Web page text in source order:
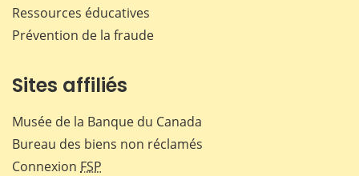
Ressources éducatives
Prévention de la fraude
Sites affiliés
Musée de la Banque du Canada
Bureau des biens non réclamés
Connexion FSP